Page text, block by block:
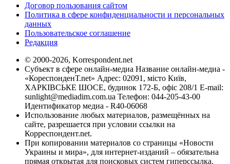
Договор пользования сайтом
Политика в сфере конфиденциальности и персональных
данных
Пользовательское соглашение
Редакция
© 2000-2026, Korrespondent.net
Субъект в сфере онлайн-медиа Название онлайн-медиа -
«КореспонденТ.net» Адрес: 02091, місто Київ,
ХАРКІВСЬКЕ ШОСЕ, будинок 172-Б, офіс 208/1 E-mail:
sunlight@mediadim.com.ua Телефон: 044-205-43-00
Идентификатор медиа - R40-06068
Использование любых материалов, размещённых на
сайте, разрешается при условии ссылки на
Корреспондент.net.
При копировании материалов со страницы «Новости
Украины и мира», для интернет-изданий – обязательна
прямая открытая для поисковых систем гиперссылка.